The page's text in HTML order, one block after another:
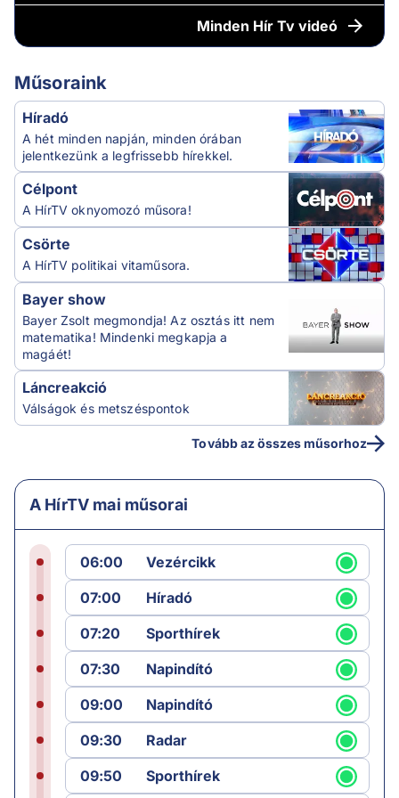
Minden Hír Tv videó
Műsoraink
Híradó
A hét minden napján, minden órában
jelentkezünk a legfrissebb hírekkel.
Célpont
A HírTV oknyomozó műsora!
Csörte
A HírTV politikai vitaműsora.
Bayer show
Bayer Zsolt megmondja! Az osztás itt nem
matematika! Mindenki megkapja a
magáét!
Láncreakció
Válságok és metszéspontok
Tovább az összes műsorhoz
A HírTV mai műsorai
06:00
Vezércikk
07:00
Híradó
07:20
Sporthírek
07:30
Napindító
09:00
Napindító
09:30
Radar
09:50
Sporthírek